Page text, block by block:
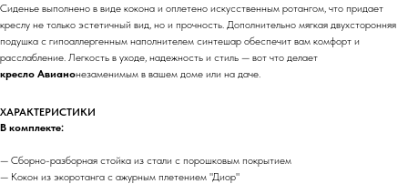
Сиденье выполнено в виде кокона и оплетено искусственным ротангом, что придает
креслу не только эстетичный вид, но и прочность. Дополнительно мягкая двухсторонняя
подушка с гипоаллергенным наполнителем синтешар обеспечит вам комфорт и
расслабление. Легкость в уходе, надежность и стиль — вот что делает
кресло Авианонезаменимым в вашем доме или на даче.
ХАРАКТЕРИСТИКИ
В комплекте:
— Сборно-разборная стойка из стали с порошковым покрытием
— Кокон из экоротанга с ажурным плетением "Диор"